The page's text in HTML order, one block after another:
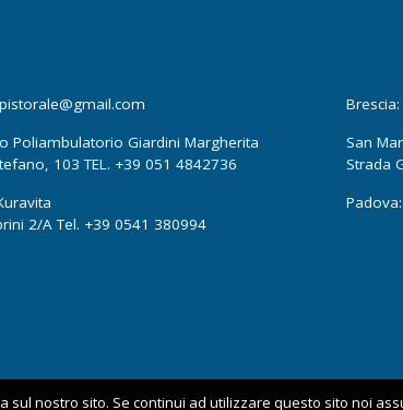
Poliambulatorio Giardini Margherita
103 TEL. +39 051 4842736
2/A Tel. +39 0541 380994
San
Strada
nostro sito. Se continui ad utilizzare questo sito noi